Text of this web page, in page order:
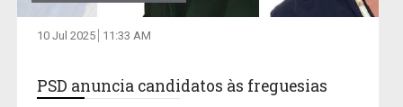
10 Jul 2025 11:33 AM
PSD anuncia candidatos às freguesias